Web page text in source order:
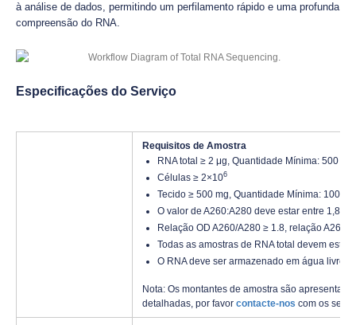
à análise de dados, permitindo um perfilamento rápido e uma profunda
compreensão do RNA.
Especificações do Serviço
Requisitos de Amostra
RNA total ≥ 2 μg, Quantidade Mínima: 500
Células ≥ 2×106
Tecido ≥ 500 mg, Quantidade Mínima: 100 mg
O valor de A260:A280 deve estar entre 1,8 e
Relação OD A260/A280 ≥ 1.8, relação A260/
Todas as amostras de RNA total devem estar
O RNA deve ser armazenado em água livre
Nota: Os montantes de amostra são
detalhadas, por favor contacte-nos com os seus